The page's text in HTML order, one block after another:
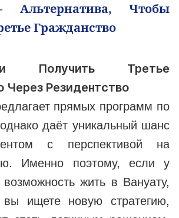
Чтобы
Гражданство
Получить Третье
Через Резидентство
прямых программ по
даёт уникальный шанс
с перспективой на
Именно поэтому, если у
жить в Вануату,
ищете новую стратегию,